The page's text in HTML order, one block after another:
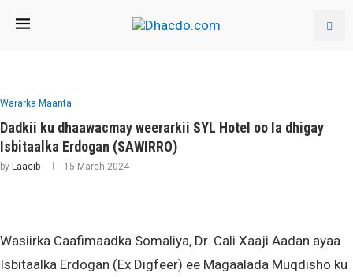
Wararka Maanta
Dadkii ku dhaawacmay weerarkii SYL Hotel oo la dhigay
Isbitaalka Erdogan (SAWIRRO)
by Laacib 15 March 2024
Wasiirka Caafimaadka Somaliya, Dr. Cali Xaaji Aadan ayaa
Isbitaalka Erdogan (Ex Digfeer) ee Magaalada Muqdisho ku